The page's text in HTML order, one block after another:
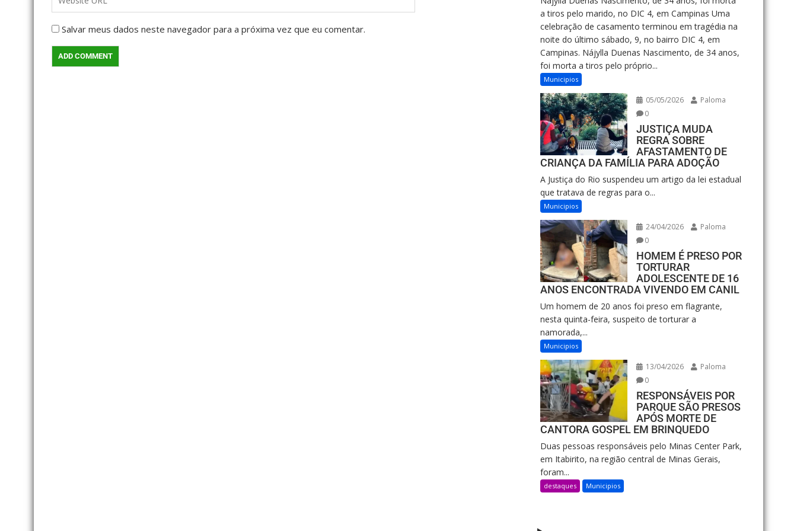
Salvar meus dados neste navegador para a próxima vez que eu comentar.
a tiros pelo marido, no DIC 4, em Campinas Uma
celebração de casamento terminou em tragédia na
noite do último sábado, 9, no bairro DIC 4, em
Campinas. Nájylla Duenas Nascimento, de 34 anos,
foi morta a tiros pelo próprio...
Municipios
05/05/2026
Paloma
0
JUSTIÇA MUDA
REGRA SOBRE
AFASTAMENTO DE
CRIANÇA DA FAMÍLIA PARA ADOÇÃO
A Justiça do Rio suspendeu um artigo da lei estadual
que tratava de regras para o...
Municipios
24/04/2026
Paloma
0
HOMEM É PRESO POR
TORTURAR
ADOLESCENTE DE 16
ANOS ENCONTRADA VIVENDO EM CANIL
Um homem de 20 anos foi preso em flagrante,
nesta quinta-feira, suspeito de torturar a
namorada,...
Municipios
13/04/2026
Paloma
0
RESPONSÁVEIS POR
PARQUE SÃO PRESOS
APÓS MORTE DE
CANTORA GOSPEL EM BRINQUEDO
Duas pessoas responsáveis pelo Minas Center Park,
em Itabirito, na região central de Minas Gerais,
foram...
destaques Municipios